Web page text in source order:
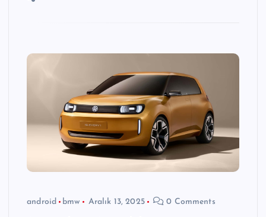
android bmw Aralık 13, 2025 0 Comments